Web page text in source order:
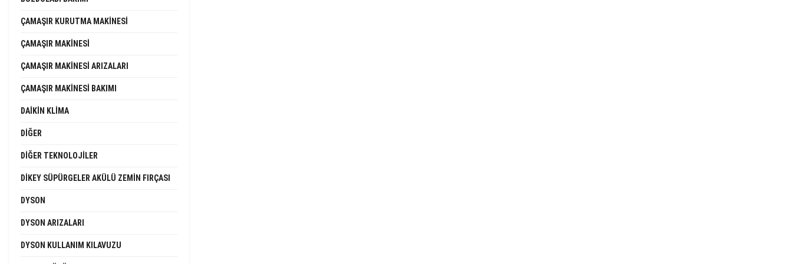
ÇAMAŞIR KURUTMA MAKINESI
ÇAMAŞIR MAKINESI
ÇAMAŞIR MAKINESI ARIZALARI
ÇAMAŞIR MAKINESI BAKIMI
DAIKIN KLIMA
DIĞER
DIĞER TEKNOLOJILER
DIKEY SÜPÜRGELER AKÜLÜ ZEMIN FIRÇASI
DYSON
DYSON ARIZALARI
DYSON KULLANIM KILAVUZU